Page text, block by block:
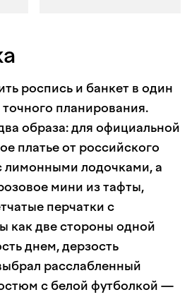
роспись и банкет в один
планирования.
образа: для официальной
платье от российского
лимонными лодочками, а
мини из тафты,
перчатки с
как две стороны одной
днем, дерзость
расслабленный
с белой футболкой —